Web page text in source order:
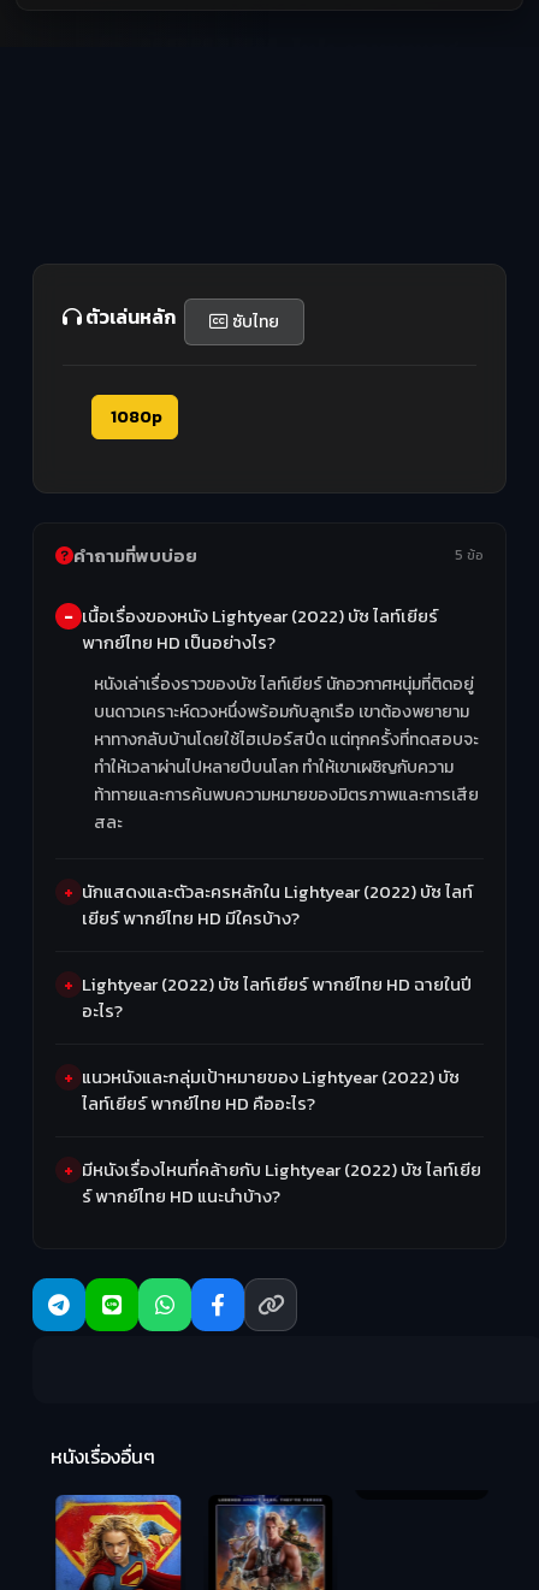
ตัวเล่นหลัก ซับไทย
1080p
คำถามที่พบบ่อย 5 ข้อ
เนื้อเรื่องของหนัง Lightyear (2022) บัซ ไลท์เยียร์
พากย์ไทย HD เป็นอย่างไร?
หนังเล่าเรื่องราวของบัซ ไลท์เยียร์ นักอวกาศหนุ่มที่ติดอยู่
บนดาวเคราะห์ดวงหนึ่งพร้อมกับลูกเรือ เขาต้องพยายาม
หาทางกลับบ้านโดยใช้ไฮเปอร์สปีด แต่ทุกครั้งที่ทดสอบจะ
ทำให้เวลาผ่านไปหลายปีบนโลก ทำให้เขาเผชิญกับความ
ท้าทายและการค้นพบความหมายของมิตรภาพและการเสีย
สละ
นักแสดงและตัวละครหลักใน Lightyear (2022) บัซ ไลท์
เยียร์ พากย์ไทย HD มีใครบ้าง?
Lightyear (2022) บัซ ไลท์เยียร์ พากย์ไทย HD ฉายในปี
อะไร?
แนวหนังและกลุ่มเป้าหมายของ Lightyear (2022) บัซ
ไลท์เยียร์ พากย์ไทย HD คืออะไร?
มีหนังเรื่องไหนที่คล้ายกับ Lightyear (2022) บัซ ไลท์เยีย
ร์ พากย์ไทย HD แนะนำบ้าง?
หนังเรื่องอื่นๆ